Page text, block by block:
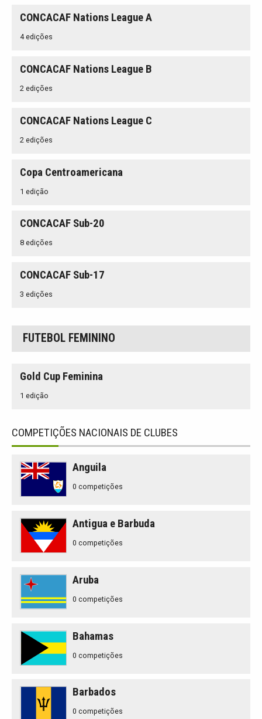
CONCACAF Nations League A
4 edições
CONCACAF Nations League B
2 edições
CONCACAF Nations League C
2 edições
Copa Centroamericana
1 edição
CONCACAF Sub-20
8 edições
CONCACAF Sub-17
3 edições
FUTEBOL FEMININO
Gold Cup Feminina
1 edição
COMPETIÇÕES NACIONAIS DE CLUBES
Anguila
0 competições
Antigua e Barbuda
0 competições
Aruba
0 competições
Bahamas
0 competições
Barbados
0 competições